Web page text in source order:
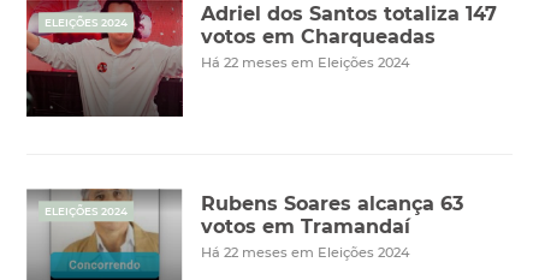
ELEIÇÕES 2024
Adriel dos Santos totaliza 147
votos em Charqueadas
Há 22 meses em Eleições 2024
ELEIÇÕES 2024
Rubens Soares alcança 63
votos em Tramandaí
Há 22 meses em Eleições 2024